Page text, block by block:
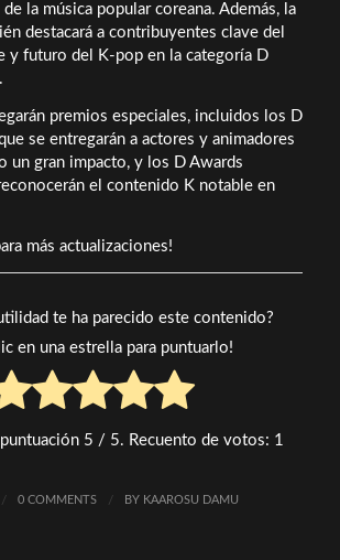
la música popular coreana. Además, la
destacará a contribuyentes clave del
y futuro del K-pop en la categoría D
premios especiales, incluidos los D
se entregarán a actores y animadores
un gran impacto, y los D Awards
el contenido K notable en
más actualizaciones!
te ha parecido este contenido?
en una estrella para puntuarlo!
5 / 5. Recuento de votos: 1
/ 0 COMMENTS / BY KAAROSU DAMU